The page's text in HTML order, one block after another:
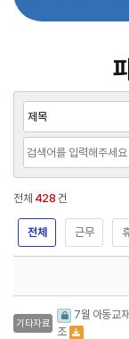
전체 428 건
전체 근무
기타자료
7월 아동교
조